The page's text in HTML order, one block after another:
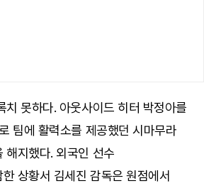
치 못하다. 아웃사이드 히터 박정아를
팀에 활력소를 제공했던 시마무라
해지했다. 외국인 선수
상황서 김세진 감독은 원점에서